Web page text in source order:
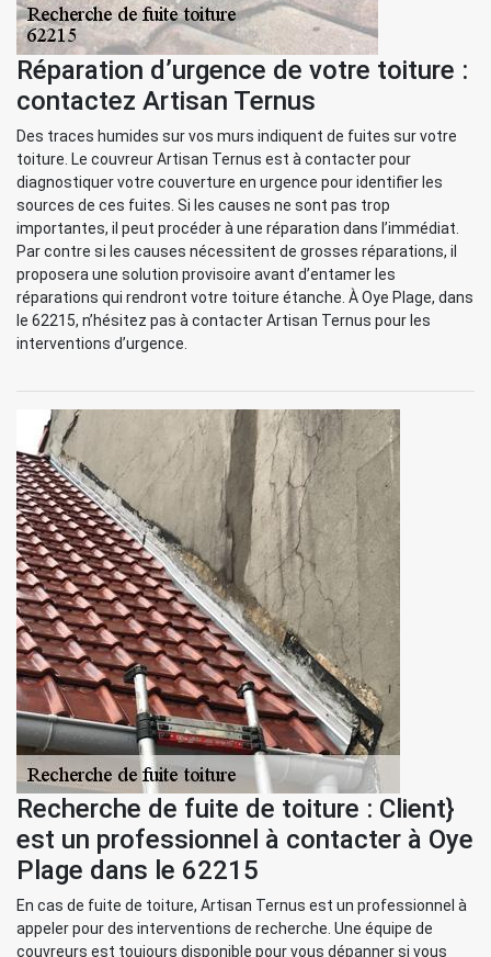
Réparation d’urgence de votre toiture :
contactez Artisan Ternus
Des traces humides sur vos murs indiquent de fuites sur votre
toiture. Le couvreur Artisan Ternus est à contacter pour
diagnostiquer votre couverture en urgence pour identifier les
sources de ces fuites. Si les causes ne sont pas trop
importantes, il peut procéder à une réparation dans l’immédiat.
Par contre si les causes nécessitent de grosses réparations, il
proposera une solution provisoire avant d’entamer les
réparations qui rendront votre toiture étanche. À Oye Plage, dans
le 62215, n’hésitez pas à contacter Artisan Ternus pour les
interventions d’urgence.
Recherche de fuite de toiture : Client}
est un professionnel à contacter à Oye
Plage dans le 62215
En cas de fuite de toiture, Artisan Ternus est un professionnel à
appeler pour des interventions de recherche. Une équipe de
couvreurs est toujours disponible pour vous dépanner si vous